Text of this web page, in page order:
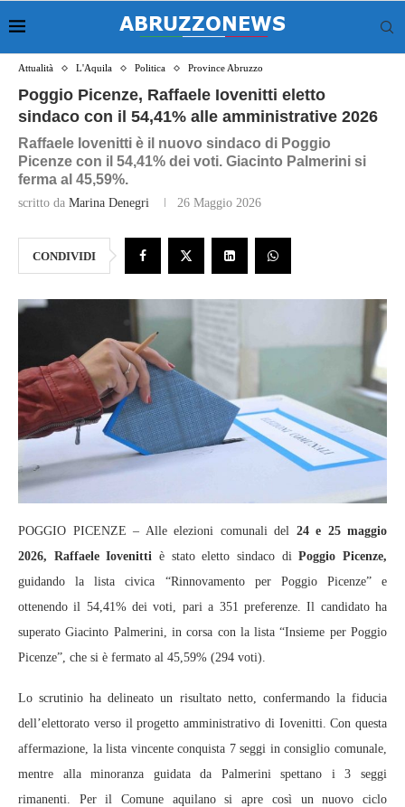
Attualità L'Aquila Politica Province Abruzzo
Poggio Picenze, Raffaele Iovenitti eletto
sindaco con il 54,41% alle amministrative 2026
Raffaele Iovenitti è il nuovo sindaco di Poggio
Picenze con il 54,41% dei voti. Giacinto Palmerini si
ferma al 45,59%.
scritto da Marina Denegri 26 Maggio 2026
CONDIVIDI
POGGIO PICENZE – Alle elezioni comunali del
24 e 25 maggio
2026, Raffaele Iovenitti è stato eletto sindaco diPoggio Picenze,
guidando la lista civica “Rinnovamento per Poggio Picenze” e
ottenendo il 54,41% dei voti, pari a 351 preferenze. Il candidato ha
superato Giacinto Palmerini, in corsa con la lista “Insieme per Poggio
Picenze”, che si è fermato al 45,59% (294 voti).
Lo scrutinio ha delineato un risultato netto, confermando la fiducia
dell’elettorato verso il progetto amministrativo di Iovenitti. Con questa
affermazione, la lista vincente conquista 7 seggi in consiglio comunale,
mentre alla minoranza guidata da Palmerini spettano i 3 seggi
rimanenti. Per il Comune aquilano si apre così un nuovo ciclo